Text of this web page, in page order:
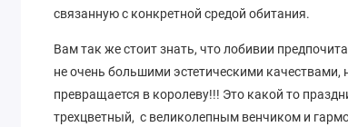
связанную с конкретной средой обитания.
Вам так же стоит знать, что лобивии
не очень большими эстетическими качествами,
превращается в королеву!!! Это какой то
трехцветный, с великолепным венчиком и